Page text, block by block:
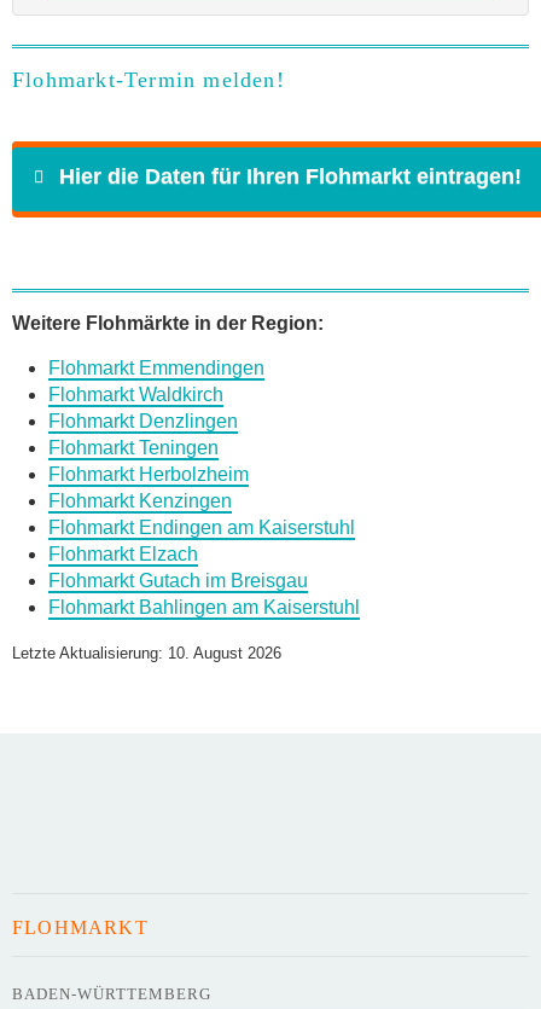
Flohmarkt-Termin melden!
Hier die Daten für Ihren Flohmarkt eintragen!
E-Mail*
Daten des Flohmarkts
Name des Flohmarkts*
Weitere Flohmärkte in der Region:
Flohmarkt Emmendingen
Flohmarkt Waldkirch
Flohmarkt Denzlingen
Flohmarkt Teningen
Flohmarkt Herbolzheim
Flohmarkt Kenzingen
Flohmarkt Endingen am Kaiserstuhl
Flohmarkt Elzach
Flohmarkt Gutach im Breisgau
Flohmarkt Bahlingen am Kaiserstuhl
Letzte Aktualisierung: 10. August 2026
FLOHMARKT
BADEN-WÜRTTEMBERG